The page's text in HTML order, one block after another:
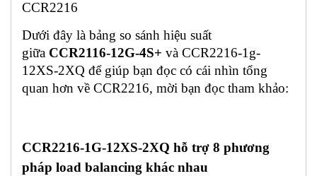
CCR2216
Dưới đây là bảng so sánh hiệu suất
giữa CCR2116-12G-4S+ và CCR2216-1g-
12XS-2XQ để giúp bạn đọc có cái nhìn tổng
quan hơn về CCR2216, mời bạn đọc tham khảo:
CCR2216-1G-12XS-2XQ hỗ trợ 8 phương
pháp load balancing khác nhau